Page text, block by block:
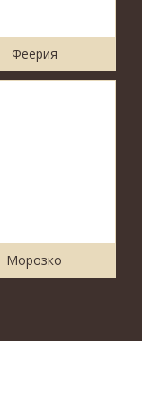
Феерия
Морозко